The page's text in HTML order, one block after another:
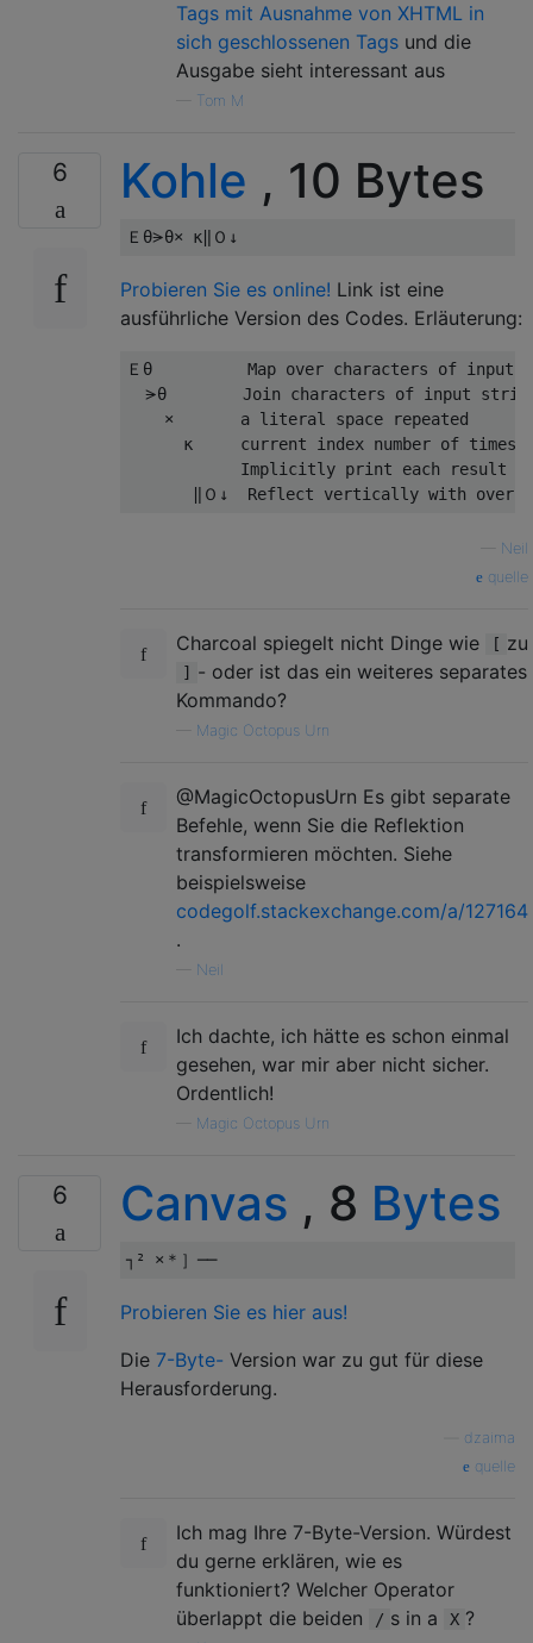
Tags mit Ausnahme von XHTML in
sich geschlossenen Tags und die
Ausgabe sieht interessant aus
Tom M
6 Kohle , 10 Bytes
Probieren Sie es online! Link ist eine
ausführliche Version des Codes. Erläuterung:
Ｅθ          Map over characters of input
⪫θ        Join characters of input
    ×       a literal space repeated
      κ     current index number of times
Implicitly print each result
Neil
quelle
Charcoal spiegelt nicht Dinge wie [ zu
]
- oder ist das ein weiteres separates
Kommando?
Magic Octopus Urn
@MagicOctopusUrn Es gibt separate
Befehle, wenn Sie die Reflektion
transformieren möchten. Siehe
beispielsweise
codegolf.stackexchange.com/a/127164
.
Neil
Ich dachte, ich hätte es schon einmal
gesehen, war mir aber nicht sicher.
Ordentlich!
Magic Octopus Urn
6 Canvas , 8 Bytes
Probieren Sie es hier aus!
Die 7-Byte- Version war zu gut für diese
Herausforderung.
dzaima
quelle
Ich mag Ihre 7-Byte-Version. Würdest
du gerne erklären, wie es
funktioniert? Welcher Operator
überlappt die beiden
/ s in a X ?